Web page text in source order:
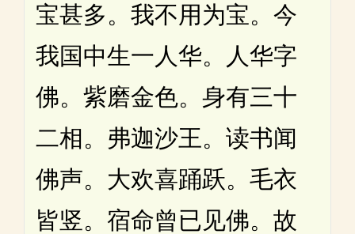
宝甚多。我不用为宝。今
我国中生一人华。人华字
佛。紫磨金色。身有三十
二相。弗迦沙王。读书闻
佛声。大欢喜踊跃。毛衣
皆竖。宿命曾已见佛。故